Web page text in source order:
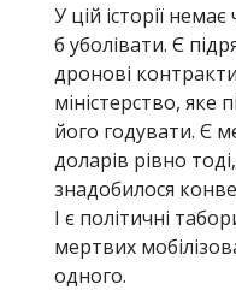
У цій історії немає
б уболівати. Є
дронові
міністерство, яке
його годувати. Є
доларів рівно
знадобилося
І є політичні
мертвих
одного.